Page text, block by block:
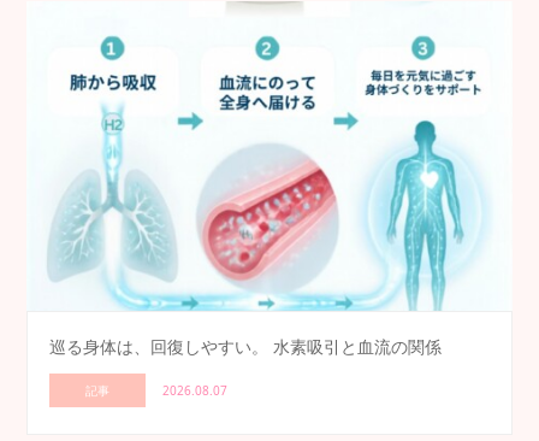
巡る身体は、回復しやすい。 水素吸引と血流の関係
記事 2026.08.07